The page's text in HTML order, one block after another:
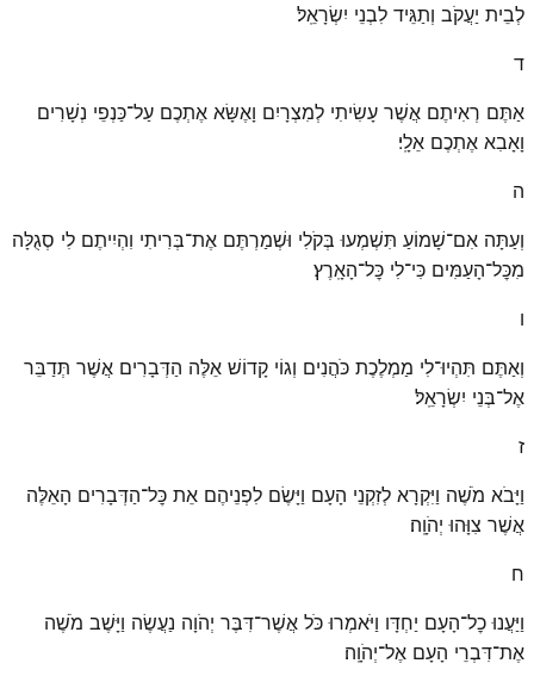
לְבֵית יַעֲקֹב וְתַגֵּיד לִבְנֵי יִשְׂרָאֵֽל׃
ד
אַתֶּם רְאִיתֶם אֲשֶׁר עָשִׂיתִי לְמִצְרָיִם וָאֶשָּׂא אֶתְכֶם עַל־כַּנְפֵי נְשָׁרִים
וָאָבִא אֶתְכֶם אֵלָֽי׃
ה
וְעַתָּה אִם־שָׁמוֹעַ תִּשְׁמְעוּ בְּקֹלִי וּשְׁמַרְתֶּם אֶת־בְּרִיתִי וִהְיִיתֶם לִי סְגֻלָּה
מִכׇּל־הָעַמִּים כִּי־לִי כׇּל־הָאָֽרֶץ׃
ו
וְאַתֶּם תִּהְיוּ־לִי מַמְלֶכֶת כֹּהֲנִים וְגוֹי קָדוֹשׁ אֵלֶּה הַדְּבָרִים אֲשֶׁר תְּדַבֵּר
אֶל־בְּנֵי יִשְׂרָאֵֽל׃
ז
וַיָּבֹא מֹשֶׁה וַיִּקְרָא לְזִקְנֵי הָעָם וַיָּשֶׂם לִפְנֵיהֶם אֵת כׇּל־הַדְּבָרִים הָאֵלֶּה
אֲשֶׁר צִוָּהוּ יְהֹוָֽה׃
ח
וַיַּעֲנוּ כׇל־הָעָם יַחְדָּו וַיֹּאמְרוּ כֹּל אֲשֶׁר־דִּבֶּר יְהֹוָה נַעֲשֶׂה וַיָּשֶׁב מֹשֶׁה
אֶת־דִּבְרֵי הָעָם אֶל־יְהֹוָֽה׃